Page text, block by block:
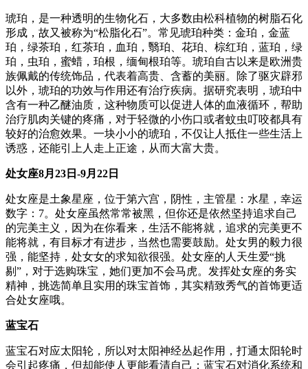
琥珀，是一种透明的生物化石，大多数由松科植物的树脂石化
形成，故又被称为“松脂化石”。常见琥珀种类：金珀，金蓝
珀，绿茶珀，红茶珀，血珀，翳珀、花珀、棕红珀，蓝珀，绿
珀，虫珀，蜜蜡，珀根，缅甸根珀等。琥珀自古以来是欧洲贵
族佩戴的传统饰品，代表着高贵、含蓄的美丽。除了驱灾辟邪
以外，琥珀的功效与作用还有治疗疾病。据研究表明，琥珀中
含有一种乙醚油质，这种物质可以促进人体的血液循环，帮助
治疗肌肉关键的疼痛，对于轻微的小伤口或者蚊虫叮咬都具有
较好的治愈效果。一块小小的琥珀，不仅让人抵住一些生活上
诱惑，还能引上人走上正途，从而大富大贵。
处女座8月 23 日 -9月 22 日
处女座是土象星座，位于第六宫，阴性，主管星：水星，幸运
数字：7。处女座虽然常常被黑，但你还是依然坚持追求自己
的完美主义，因为在你看来，生活不能将就，追求的完美更不
能将就，有目标才有进步，当然也需要鼓励。处女男的毅力很
强，能坚持，处女女的求知欲很强。处女座的人天生爱“挑
剔”，对于选购珠宝，她们更加不会马虎。发挥处女座的务实
精神，挑选简单且实用的珠宝首饰，其实精致秀气的首饰更适
合处女座哦。
蓝宝石
蓝宝石对应太阳轮，所以对太阳神经丛起作用，打通太阳轮时
会引起疼痛，但却能使人更能看清自己；蓝宝石对消化系统和